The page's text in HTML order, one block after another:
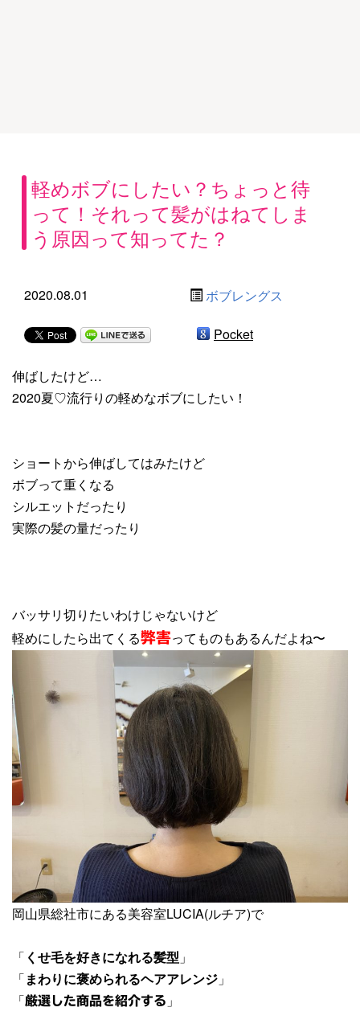
軽めボブにしたい？ちょっと待
って！それって髪がはねてしま
う原因って知ってた？
2020.08.01 ボブレングス
Pocket
伸ばしたけど…
2020夏♡流行りの軽めなボブにしたい！
ショートから伸ばしてはみたけど
ボブって重くなる
シルエットだったり
実際の髪の量だったり
バッサリ切りたいわけじゃないけど
軽めにしたら出てくる弊害ってものもあるんだよね〜
岡山県総社市にある美容室LUCIA(ルチア)で
「 くせ毛を好きになれる髪型 」
「まわりに褒められるヘアアレンジ 」
「厳選した商品を紹介する 」